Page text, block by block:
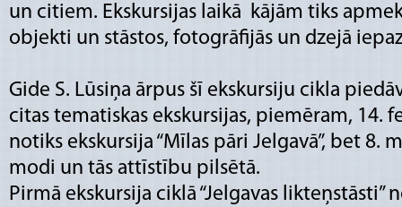
un citiem. Ekskursijas laikā kājām tiks
objekti un stāstos, fotogrāfijās un dzejā
Gide S. Lūsiņa ārpus šī ekskursiju cikla
citas tematiskas ekskursijas, piemēram, 14.
notiks ekskursija “Mīlas pāri Jelgavā”, bet 8.
modi un tās attīstību pilsētā.
Pirmā ekskursija ciklā “Jelgavas likteņstāsti”